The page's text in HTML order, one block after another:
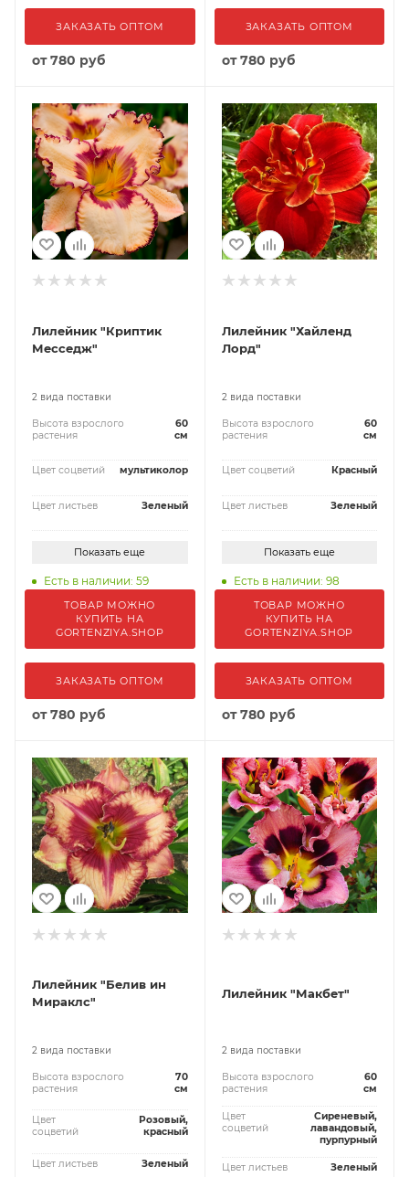
ЗАКАЗАТЬ ОПТОМ
от780 руб
ЗАКАЗАТЬ ОПТОМ
от780 руб
Лилейник "Криптик
Месседж"
2 вида поставки
Высота взрослого
растения
60
см
Цвет соцветий мультиколор
Цвет листьев Зеленый
Показать еще
Есть в наличии: 59
ТОВАР МОЖНО
КУПИТЬ НА
GORTENZIYA.SHOP
ЗАКАЗАТЬ ОПТОМ
от780 руб
Лилейник "Хайленд
Лорд"
2 вида поставки
Высота взрослого
растения
60
см
Цвет соцветий Красный
Цвет листьев Зеленый
Показать еще
Есть в наличии: 98
ТОВАР МОЖНО
КУПИТЬ НА
GORTENZIYA.SHOP
ЗАКАЗАТЬ ОПТОМ
от780 руб
Лилейник "Белив ин
Мираклc"
2 вида поставки
Высота взрослого
растения
70
см
Цвет
соцветий
Розовый,
красный
Цвет листьев Зеленый
Лилейник "Макбет"
2 вида поставки
Высота взрослого
растения
60
см
Цвет
соцветий
Сиреневый,
лавандовый,
пурпурный
Цвет листьев Зеленый